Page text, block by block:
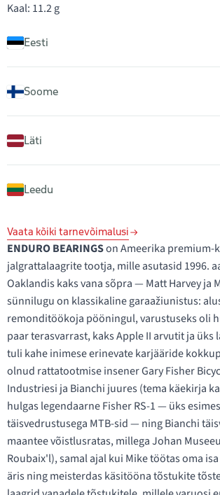
Kaal: 11.2 g
Eesti
Soome
Läti
Leedu
Vaata kõiki tarnevõimalusi
ENDURO BEARINGSon Ameerika premium-
jalgrattalaagrite tootja, mille asutasid 1996.
Oaklandis kaks vana sõpra — Matt Harvey ja
sünnilugu on klassikaline garaažiunistus:
remonditöökoja pööningul, varustuseks oli
paar terasvarrast, kaks Apple II arvutit ja üks
tuli kahe inimese erinevate karjääride
olnud rattatootmise insener Gary Fisher
Industriesi ja Bianchi juures (tema käekirja
hulgas legendaarne Fisher RS-1 — üks
täisvedrustusega MTB-sid — ning Bianchi
maantee võistlusratas, millega Johan
Roubaix'l), samal ajal kui Mike töötas oma
äris ning meisterdas käsitööna tõstukite